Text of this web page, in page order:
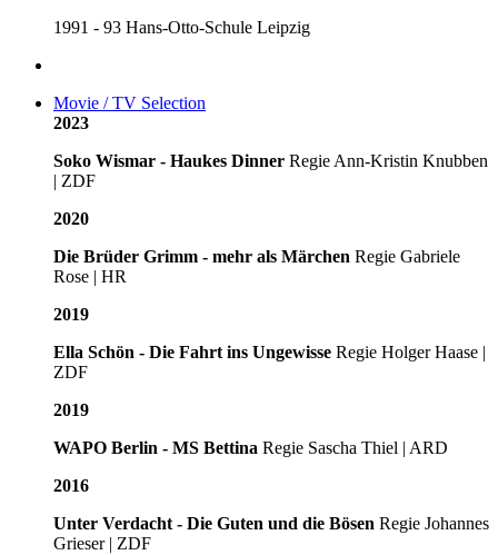
1991 - 93 Hans-Otto-Schule Leipzig
Movie / TV Selection
2023
Soko Wismar - Haukes Dinner Regie Ann-Kristin Knubben
| ZDF
2020
Die Brüder Grimm - mehr als Märchen Regie Gabriele
Rose | HR
2019
​Ella Schön - Die Fahrt ins Ungewisse Regie Holger Haase |
ZDF
2019
WAPO Berlin - MS Bettina Regie Sascha Thiel | ARD
2016
Unter Verdacht - Die Guten und die Bösen Regie Johannes
Grieser | ZDF